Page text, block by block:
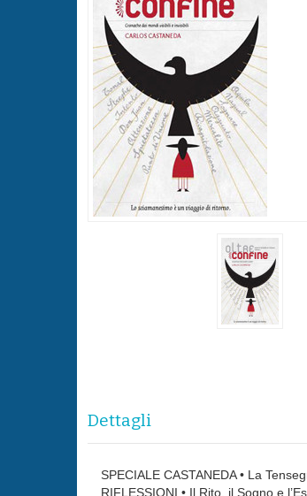
Dettagli
SPECIALE CASTANEDA • La
RIFLESSIONI • Il Rito, il Sogno e